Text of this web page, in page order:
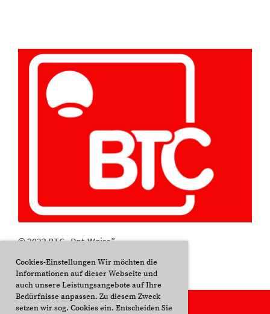
Cookies-Einstellungen Wir möchten die
Informationen auf dieser Webseite und
auch unsere Leistungsangebote auf Ihre
Bedürfnisse anpassen. Zu diesem Zweck
setzen wir sog. Cookies ein. Entscheiden Sie
© 2023 BTC „Rot-Weiss”